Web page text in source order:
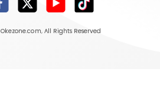
Okezone.com, All Rights Reserved